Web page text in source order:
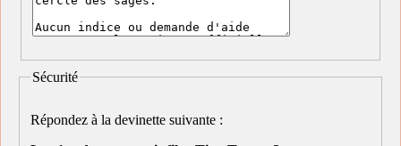
Sécurité
Répondez à la devinette suivante :